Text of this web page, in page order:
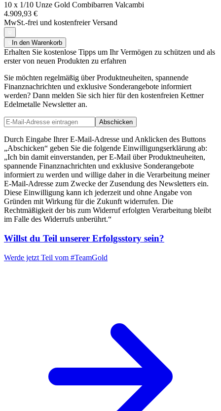
10 x 1/10 Unze Gold Combibarren Valcambi
4.909,93 €
MwSt.-frei und kostenfreier Versand
In den Warenkorb
Erhalten Sie kostenlose Tipps um Ihr Vermögen zu schützen und als
erster von neuen Produkten zu erfahren
Sie möchten regelmäßig über Produktneuheiten, spannende
Finanznachrichten und exklusive Sonderangebote informiert
werden? Dann melden Sie sich hier für den kostenfreien Kettner
Edelmetalle Newsletter an.
Abschicken
Durch Eingabe Ihrer E-Mail-Adresse und Anklicken des Buttons
„Abschicken“ geben Sie die folgende Einwilligungserklärung ab:
„Ich bin damit einverstanden, per E-Mail über Produktneuheiten,
spannende Finanznachrichten und exklusive Sonderangebote
informiert zu werden und willige daher in die Verarbeitung meiner
E-Mail-Adresse zum Zwecke der Zusendung des Newsletters ein.
Diese Einwilligung kann ich jederzeit und ohne Angabe von
Gründen mit Wirkung für die Zukunft widerrufen. Die
Rechtmäßigkeit der bis zum Widerruf erfolgten Verarbeitung bleibt
im Falle des Widerrufs unberührt.“
Willst du Teil unserer Erfolgsstory sein?
Werde jetzt Teil vom #TeamGold